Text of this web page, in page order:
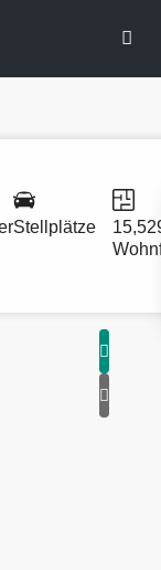
Stellplätze